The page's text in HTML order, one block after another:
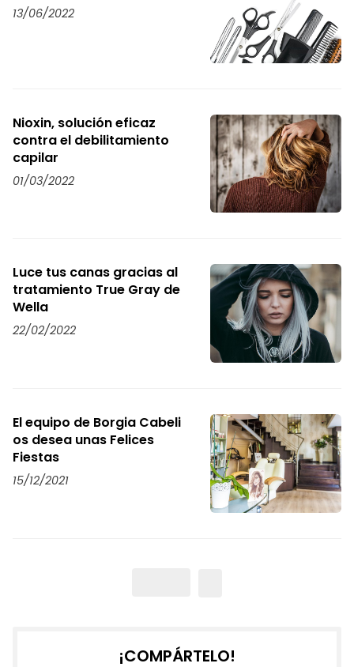
13/06/2022
Nioxin, solución eficaz
contra el debilitamiento
capilar
01/03/2022
Luce tus canas gracias al
tratamiento True Gray de
Wella
22/02/2022
El equipo de Borgia Cabeli
os desea unas Felices
Fiestas
15/12/2021
¡COMPÁRTELO!